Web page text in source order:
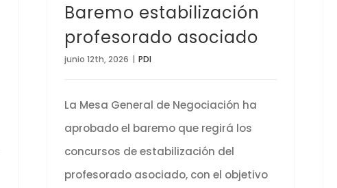
Baremo estabilización
profesorado asociado
junio 12th, 2026 | PDI
La Mesa General de Negociación ha
aprobado el baremo que regirá los
concursos de estabilización del
profesorado asociado, con el objetivo